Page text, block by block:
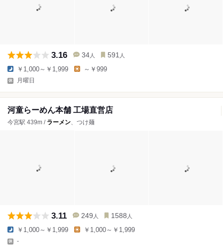
3.16 34 人 591 人
￥1,000～￥1,999 ～￥999
月曜日
河童らーめん本舗 工場直営店
今宮駅 439m / ラーメン、つけ麺
3.11 249 人 1588 人
￥1,000～￥1,999 ￥1,000～￥1,999
-